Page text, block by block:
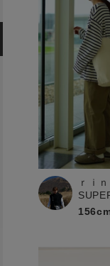
ページ
テム
ｒｉｎ